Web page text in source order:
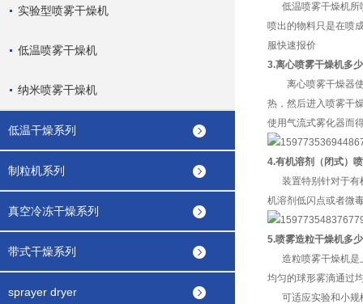
实验型喷雾干燥机
低温喷雾干燥机
纳米喷雾干燥机
低温干燥系列
制粒机系列
真空冷冻干燥系列
带式干燥系列
sprayer dryer
低温喷雾干燥机所
喷出的物料只是在喷
服快速报价
3.离心喷雾干燥机多
离心喷雾干燥器使
热，然后进入喷雾干
使用气流式雾化器而
4.有机溶剂（闭式）
装置特别针对于有
机溶剂低闪点或者微
5.喷雾造粒干燥机多
造粒喷雾干燥机是
均匀的球形雾滴通过
可适应实验和小规